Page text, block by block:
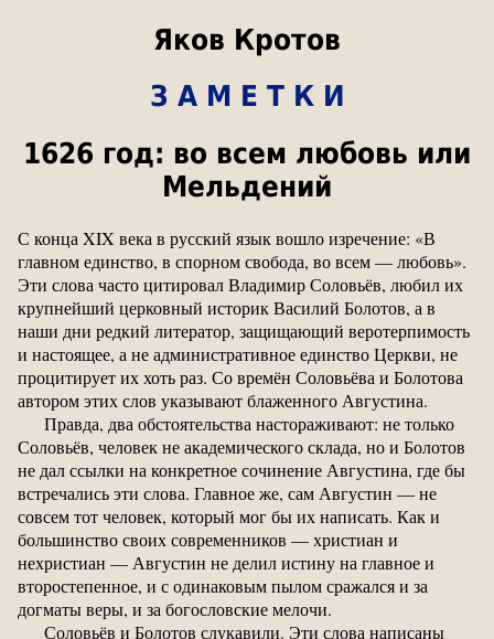
Яков Кротов
З А М Е Т К И
1626 год: во всем любовь или
Мельдений
С конца XIX века в русский язык вошло изречение: «В
главном единство, в спорном свобода, во всем — любовь».
Эти слова часто цитировал Владимир Соловьёв, любил их
крупнейший церковный историк Василий Болотов, а в
наши дни редкий литератор, защищающий веротерпимость
и настоящее, а не административное единство Церкви, не
процитирует их хоть раз. Со времён Соловьёва и Болотова
автором этих слов указывают блаженного Августина.
Правда, два обстоятельства настораживают: не только
Соловьёв, человек не академического склада, но и Болотов
не дал ссылки на конкретное сочинение Августина, где бы
встречались эти слова. Главное же, сам Августин — не
совсем тот человек, который мог бы их написать. Как и
большинство своих современников — христиан и
нехристиан — Августин не делил истину на главное и
второстепенное, и с одинаковым пылом сражался и за
догматы веры, и за богословские мелочи.
Соловьёв и Болотов слукавили. Эти слова написаны